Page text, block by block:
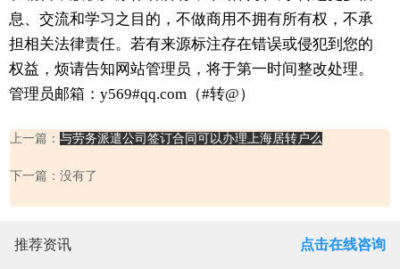
息、交流和学习之目的，不做商用不拥有所有权，不承
担相关法律责任。若有来源标注存在错误或侵犯到您的
权益，烦请告知网站管理员，将于第一时间整改处理。
管理员邮箱：y569#qq.com（#转@）
上一篇： 与劳务派遣公司签订合同可以办理上海居转户么
下一篇：没有了
推荐资讯 点击在线咨询